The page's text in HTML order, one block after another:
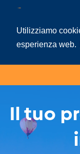
Utilizziamo
esperienza web.
Il tuo